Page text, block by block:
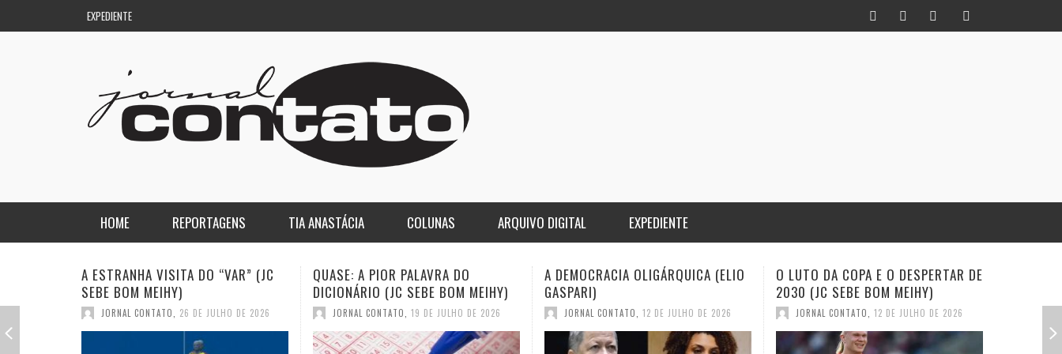
EXPEDIENTE
HOME REPORTAGENS
REGIONAL
TIA ANASTÁCIA COLUNAS
DE PASSAGEM
ARQUIVO DIGITAL EXPEDIENTE
QUASE: A PIOR PALAVRA DO
DICIONÁRIO (JC SEBE BOM MEIHY)
JORNAL CONTATO 19 DE JULHO DE 2026
A DEMOCRACIA OLIGÁRQUICA (ELIO
GASPARI)
JORNAL CONTATO 12 DE JULHO DE 2026
O LUTO DA COPA E O DESPERTAR DE
2030 (JC SEBE BOM MEIHY)
JORNAL CONTATO 12 DE JULHO DE 2026
INFIDELIDADE COMO MÉTODO: UM
HISTORIADOR NA TORCIDA (JC
SEBE BOM MEIHY
JORNAL CONTATO, 28 DE JUNHO DE 2026